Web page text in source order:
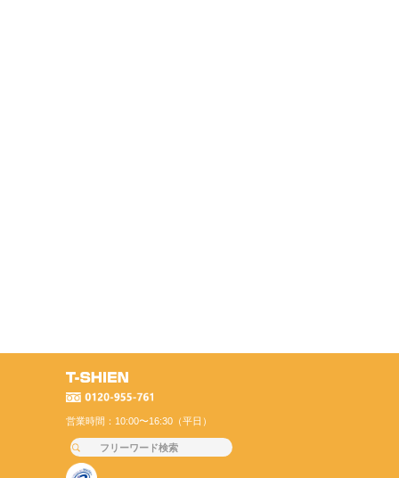
営業時間：10:00〜16:30（平日）